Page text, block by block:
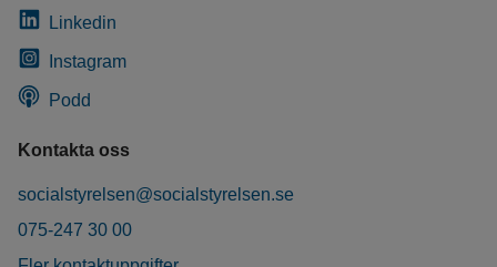
Linkedin
Instagram
Podd
Kontakta oss
socialstyrelsen@socialstyrelsen.se
075-247 30 00